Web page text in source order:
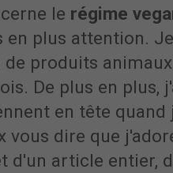
le régime
en plus attention.
produits
De plus en plus,
en tête quand
vous dire que
d'un article entier,